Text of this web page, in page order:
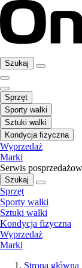
Szukaj
Sprzęt
Sporty walki
Sztuki walki
Kondycja fizyczna
Wyprzedaż
Marki
Serwis
Szukaj
Sprzęt
Sporty walki
Sztuki walki
Kondycja fizyczna
Wyprzedaż
Marki
Strona główna